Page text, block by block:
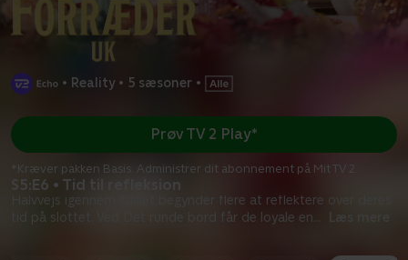
• Reality • 5 sæsoner •
S5:E6 • Tid til refleksion
Halvvejs igennem spillet begynder flere at reflektere over deres
tid på slottet. Ved Det runde bord får de loyale en
Læs mere
Prøv TV 2 Play*
*Kræver pakken Basis. Administrer dit abonnement på Mit TV 2.